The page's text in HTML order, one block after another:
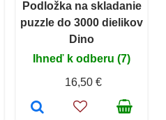
Podložka na skladanie
puzzle do 3000 dielikov
Dino
Ihneď k odberu (7)
16,50 €